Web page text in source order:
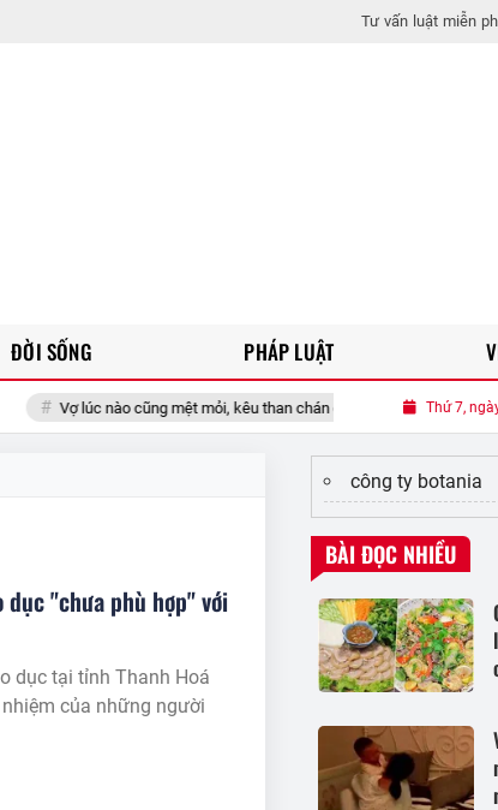
Tư vấn luật miễn
Vợ lúc nào cũng mệt mỏi, kêu than chán ở nhà, chồng xem camera
Thứ 7,
ĐỜI SỐNG PHÁP LUẬT
"chưa phù hợp" với
dục tại tỉnh Thanh Hoá
của những người
công ty botania
BÀI ĐỌC NHIỀU